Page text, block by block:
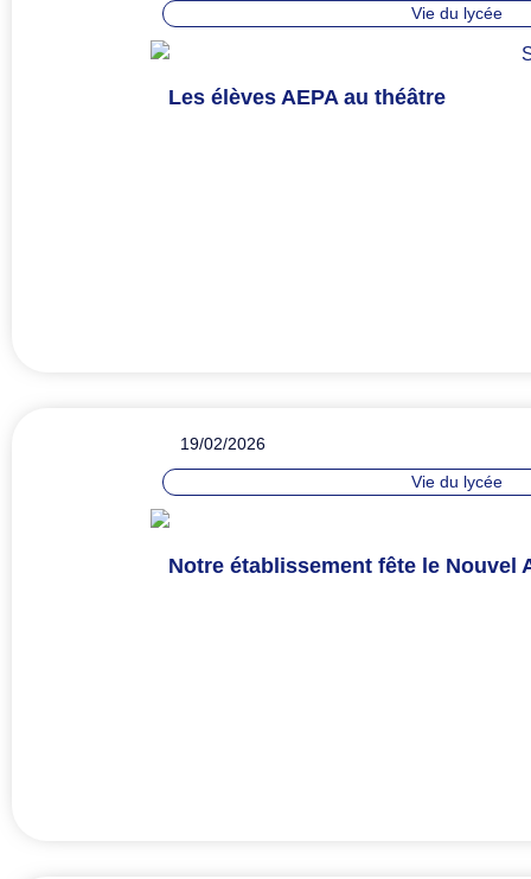
Vie du lycée
Les élèves AEPA au théâtre
19/02/2026
Vie du lycée
Notre établissement fête le Nouvel